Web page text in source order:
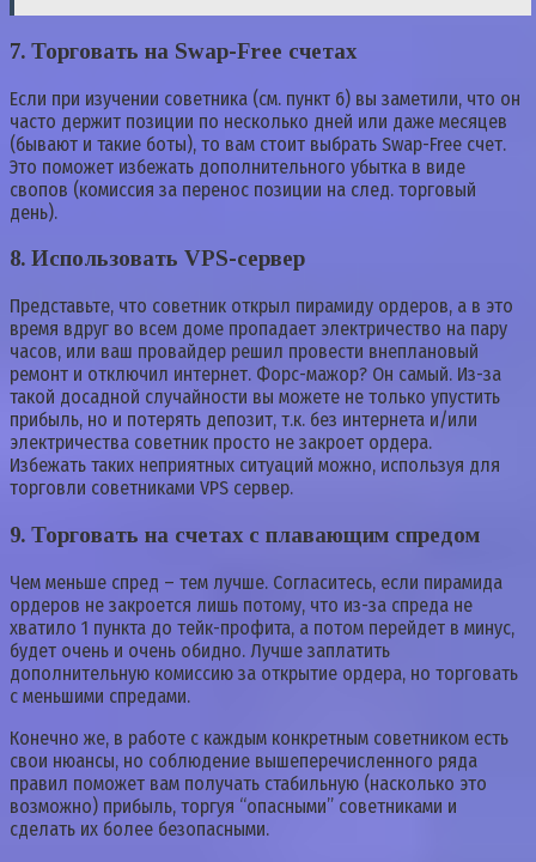
7. Торговать на Swap-Free счетах
Если при изучении советника (см. пункт 6) вы заметили, что он
часто держит позиции по несколько дней или даже месяцев
(бывают и такие боты), то вам стоит выбрать Swap-Free счет.
Это поможет избежать дополнительного убытка в виде
свопов (комиссия за перенос позиции на след. торговый
день).
8. Использовать VPS-сервер
Представьте, что советник открыл пирамиду ордеров, а в это
время вдруг во всем доме пропадает электричество на пару
часов, или ваш провайдер решил провести внеплановый
ремонт и отключил интернет. Форс-мажор? Он самый. Из-за
такой досадной случайности вы можете не только упустить
прибыль, но и потерять депозит, т.к. без интернета и/или
электричества советник просто не закроет ордера.
Избежать таких неприятных ситуаций можно, используя для
торговли советниками VPS сервер.
9. Торговать на счетах с плавающим спредом
Чем меньше спред – тем лучше. Согласитесь, если пирамида
ордеров не закроется лишь потому, что из-за спреда не
хватило 1 пункта до тейк-профита, а потом перейдет в минус,
будет очень и очень обидно. Лучше заплатить
дополнительную комиссию за открытие ордера, но торговать
с меньшими спредами.
Конечно же, в работе с каждым конкретным советником есть
свои нюансы, но соблюдение вышеперечисленного ряда
правил поможет вам получать стабильную (насколько это
возможно) прибыль, торгуя “опасными” советниками и
сделать их более безопасными.